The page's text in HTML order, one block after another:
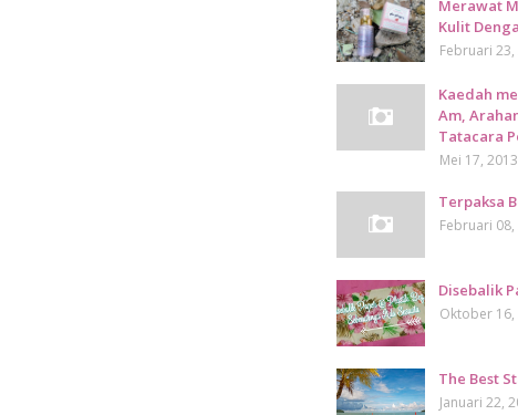
Merawat
Kulit
Februari
Kaedah
Am,
Tatacara
Mei 17, 2013
Terpaksa
Februari
Disebalik
Oktober 16,
The Best
Januari 22,